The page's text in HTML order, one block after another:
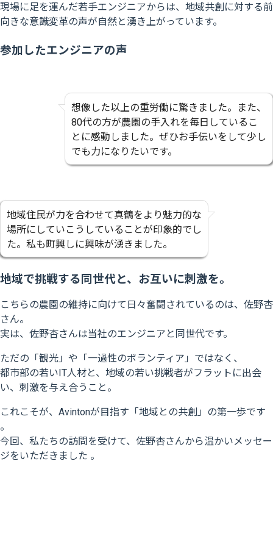
現場に足を運んだ若手エンジニアからは、地域共創に対する前
向きな意識変革の声が自然と湧き上がっています。
参加したエンジニアの声
想像した以上の重労働に驚きました。また、
80代の方が農園の手入れを毎日しているこ
とに感動しました。ぜひお手伝いをして少し
でも力になりたいです。
地域住民が力を合わせて真鶴をより魅力的な
場所にしていこうしていることが印象的でし
た。私も町興しに興味が湧きました。
地域で挑戦する同世代と、お互いに刺激を。
こちらの農園の維持に向けて日々奮闘されているのは、佐野杏
さん。
実は、佐野杏さんは当社のエンジニアと同世代です。
ただの「観光」や「一過性のボランティア」ではなく、
都市部の若いIT人材と、地域の若い挑戦者がフラットに出会
い、刺激を与え合うこと。
これこそが、Avintonが目指す「地域との共創」の第一歩です
。
今回、私たちの訪問を受けて、佐野杏さんから温かいメッセー
ジをいただきました 。